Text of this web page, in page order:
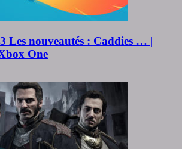
Les nouveautés : Caddies … |
One